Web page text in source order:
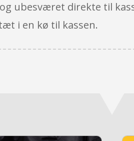
ubesværet direkte til
i en kø til kassen.